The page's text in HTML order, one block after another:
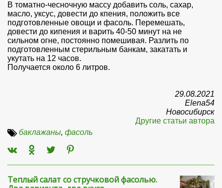
В томатно-чесночную массу добавить соль, сахар,
масло, уксус, довести до кпения, положить все
подготовленные овощи и фасоль. Перемешать,
довести до кипения и варить 40-50 минут на не
сильном огне, постоянно помешивая. Разлить по
подготовленным стерильным банкам, закатать и
укутать на 12 часов.
Получается около 6 литров.
29.08.2021
Elena54
Новосибирск
Другие статьи автора
баклажаны, фасоль
Теплый салат со стручковой фасолью.